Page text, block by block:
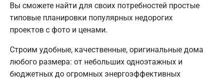
Вы сможете найти для своих потребностей простые
типовые планировки популярных недорогих
проектов с фото и ценами.
Строим удобные, качественные, оригинальные дома
любого размера: от небольших одноэтажных и
бюджетных до огромных энергоэффективных